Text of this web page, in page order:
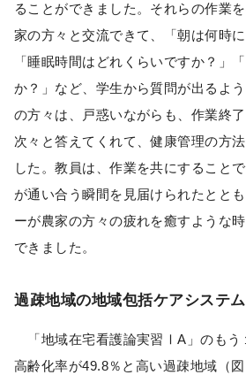
ることができました。それらの作業
家の方々と交流できて、「朝は何時に
「睡眠時間はどれくらいですか？」
か？」など、学生から質問が出るよ
の方々は、戸惑いながらも、作業終
次々と答えてくれて、健康管理の方
した。教員は、作業を共にすること
が通い合う瞬間を見届けられたとと
ーが農家の方々の疲れを癒すような
できました。
過疎地域の地域包括ケアシステ
「地域在宅看護論実習ⅠA」のもう
高齢化率が49.8％と高い過疎地域（